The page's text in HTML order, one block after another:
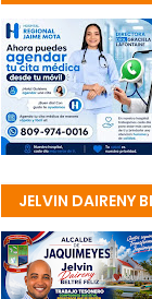
JELVIN DAIRENY